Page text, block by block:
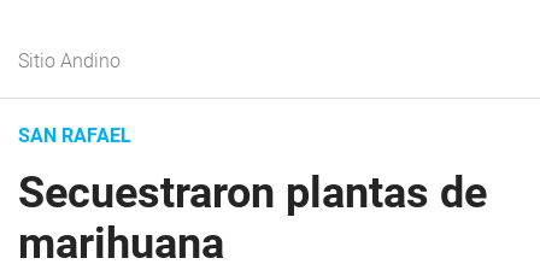
Sitio Andino
SAN RAFAEL
Secuestraron plantas de
marihuana